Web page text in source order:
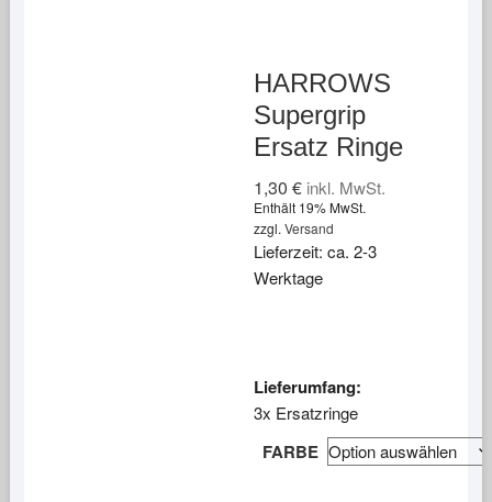
HARROWS
Supergrip
Ersatz Ringe
1,30 € inkl. MwSt.
Enthält 19% MwSt.
zzgl. Versand
Lieferzeit: ca. 2-3
Werktage
Lieferumfang:
3x Ersatzringe
FARBE